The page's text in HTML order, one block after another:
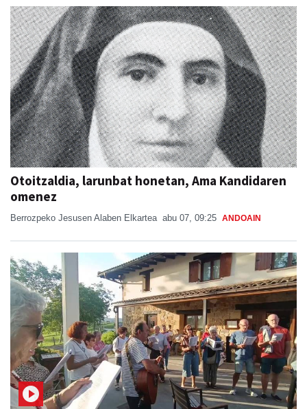
Otoitzaldia, larunbat honetan, Ama Kandidaren
omenez
Berrozpeko Jesusen Alaben Elkartea abu 07, 09:25 ANDOAIN